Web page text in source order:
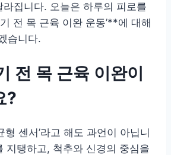
집니다. 오늘은 하루의 피로를
전 목 근육 이완 운동’**에 대해
습니다.
전 목 근육 이완이
?
형 센서’라고 해도 과언이 아닙니
지탱하고, 척추와 신경의 중심을